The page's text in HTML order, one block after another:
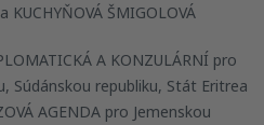
KUCHYŇOVÁ ŠMIGOLOVÁ
A KONZULÁRNÍ pro
Súdánskou republiku, Stát Eritrea
AGENDA pro Jemenskou